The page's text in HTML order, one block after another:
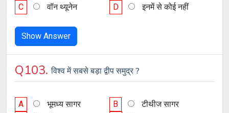
C
वॉन थ्यूनेन D इनमें से कोई नहीं
Show Answer
Q103.विश्व में सबसे बड़ा द्वीप समुद्र ?
A भूमध्य सागर B
टीथीज सागर